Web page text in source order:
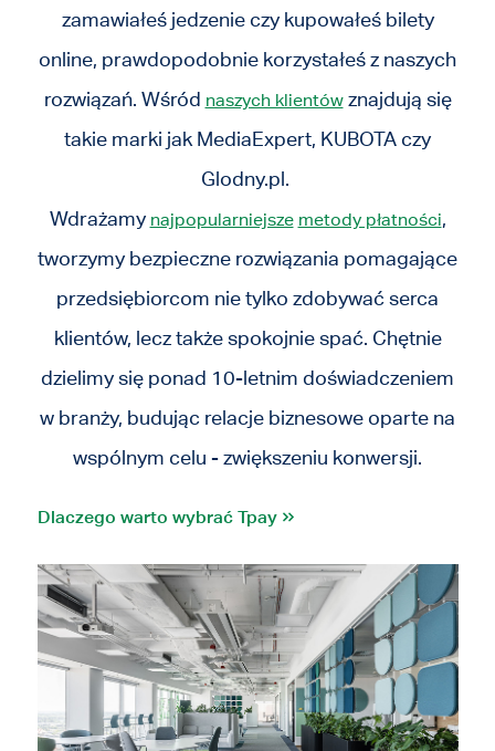
zamawiałeś jedzenie czy kupowałeś bilety
online, prawdopodobnie korzystałeś z naszych
rozwiązań. Wśród naszych klientówznajdują się
takie marki jak MediaExpert, KUBOTA czy
Glodny.pl.
Wdrażamy najpopularniejsze metody płatności,
tworzymy bezpieczne rozwiązania pomagające
przedsiębiorcom nie tylko zdobywać serca
klientów, lecz także spokojnie spać. Chętnie
dzielimy się ponad 10-letnim doświadczeniem
w branży, budując relacje biznesowe oparte na
wspólnym celu - zwiększeniu konwersji.
Dlaczego warto wybrać Tpay